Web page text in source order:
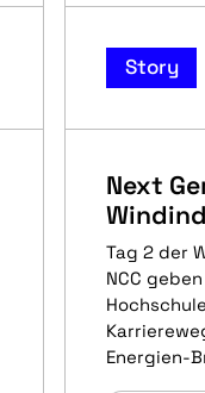
Story
Next
Tag 2 der
NCC
Energien-